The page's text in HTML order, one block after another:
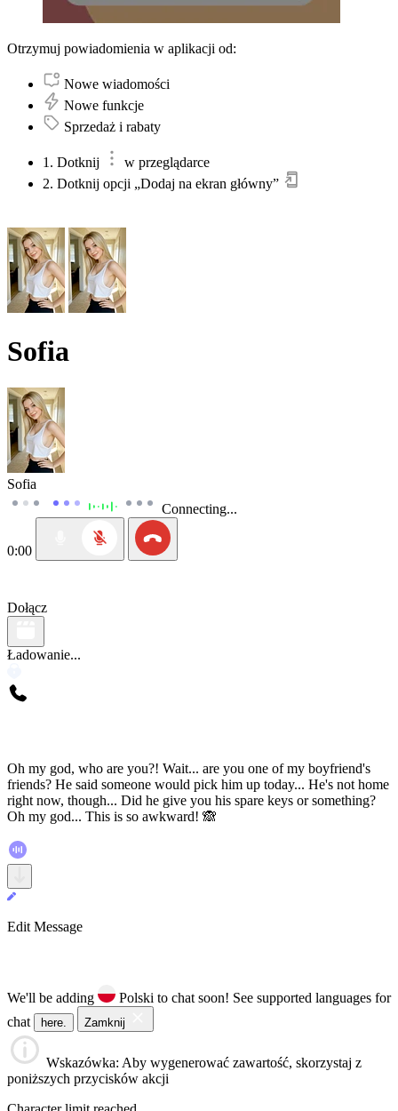
Otrzymuj powiadomienia w aplikacji od:
Nowe wiadomości
Nowe funkcje
Sprzedaż i rabaty
1. Dotknij
w przeglądarce
2. Dotknij opcji „Dodaj na ekran główny”
Sofia
Sofia
Connecting...
0:00
Dołącz
Ładowanie...
Oh my god, who are you?! Wait... are you one of my boyfriend's
friends? He said someone would pick him up today... He's not home
right now, though... Did he give you his spare keys or something?
Oh my god... This is so awkward! 🙈
Edit Message
We'll be adding Polski to chat soon! See supported languages for
chat
here. Zamknij
Wskazówka: Aby wygenerować zawartość, skorzystaj z
poniższych przycisków akcji